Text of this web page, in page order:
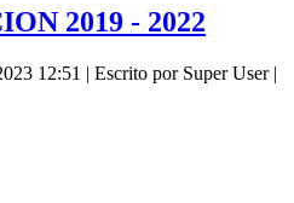
2019 - 2022
12:51 | Escrito por Super User|